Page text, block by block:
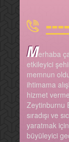
----
Merhaba
etkileyici
memnun
ihtimama
hizmet
Zeytinburnu
sıradışı ve
yaratmak
büyüleyici